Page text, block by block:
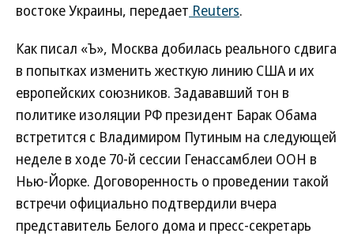
востоке Украины, передает Reuters.
Как писал «Ъ», Москва добилась реального сдвига
в попытках изменить жесткую линию США и их
европейских союзников. Задававший тон в
политике изоляции РФ президент Барак Обама
встретится с Владимиром Путиным на следующей
неделе в ходе 70-й сессии Генассамблеи ООН в
Нью-Йорке. Договоренность о проведении такой
встречи официально подтвердили вчера
представитель Белого дома и пресс-секретарь